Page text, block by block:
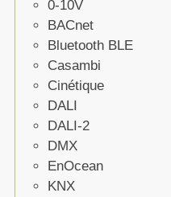
0-10V
BACnet
Bluetooth BLE
Casambi
Cinétique
DALI
DALI-2
DMX
EnOcean
KNX